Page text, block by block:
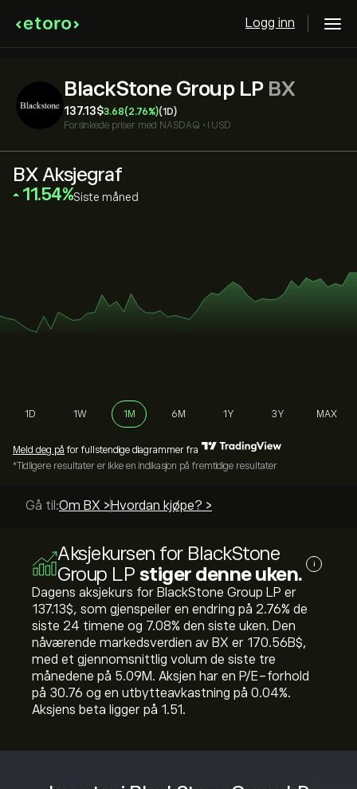
Logg inn
BlackStone Group LP BX
137.13‎$‎3.68(2.76%)(1D)
Forsinkede priser med NASDAQ • i USD
BX Aksjegraf
‎11.54‎ Siste måned
1D 1W 1M 6M 1Y 3Y MAX
Meld deg på for fullstendige diagrammer fra
*Tidligere resultater er ikke en indikasjon på fremtidige resultater
Gå til:Om BX > Hvordan kjøpe? >
Aksjekursen for BlackStone
Group LP stiger denne uken. i
Dagens aksjekurs for BlackStone Group LP er
137.13‎$‎, som gjenspeiler en endring på ‎2.76‎% de
siste 24 timene og ‎7.08‎% den siste uken. Den
nåværende markedsverdien av BX er 170.56B‎$‎,
med et gjennomsnittlig volum de siste tre
månedene på 5.09M. Aksjen har en P/E-forhold
på 30.76 og en utbytteavkastning på 0.04%.
Aksjens beta ligger på 1.51.